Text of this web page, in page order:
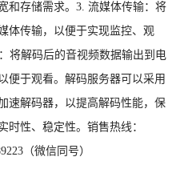
和存储需求。3. 流媒体传输：将
体传输，以便于实现监控、观
将解码后的音视频数据输出到电
便于观看。解码服务器可以采用
速解码器，以提高解码性能，保
时性、稳定性。销售热线：
（微信同号）